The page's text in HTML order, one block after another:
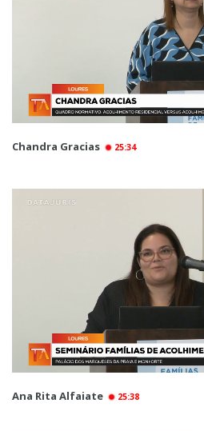
Chandra Gracias 25:34
Ana Rita Alfaiate 25:38